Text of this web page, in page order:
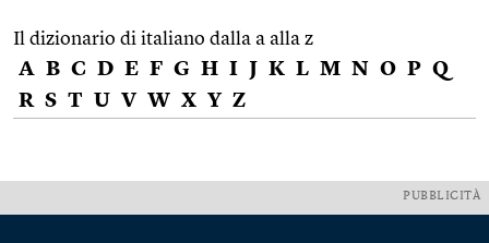
Il dizionario di italiano dalla a alla z
A B C D E F G H I J K L M N O P Q
R S T U V W X Y Z
PUBBLICITÀ